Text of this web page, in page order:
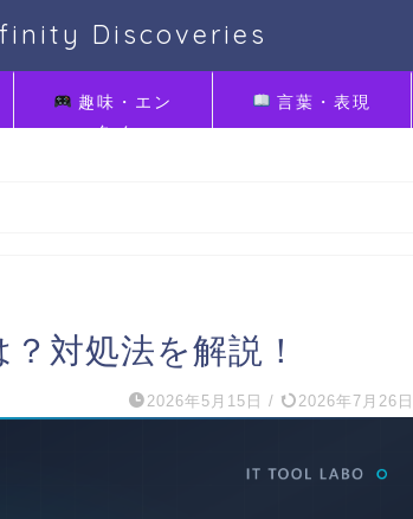
Discoveries
趣味・エン
タメ
言葉・表現
対処法を解説！
2026年5月15日 / 2026年7月26日